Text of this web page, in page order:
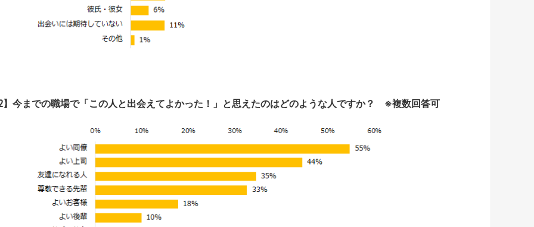
】 今までの職場で「この人と出会えてよかった！」と思えたのはどのような人ですか？ ※複数回答可